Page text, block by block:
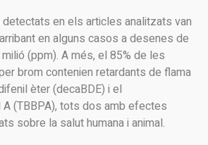
en els articles analitzats van
en alguns casos a desenes de
(ppm). A més, el 85% de les
brom contenien retardants de flama
èter (decaBDE) i el
(TBBPA), tots dos amb efectes
sobre la salut humana i animal.